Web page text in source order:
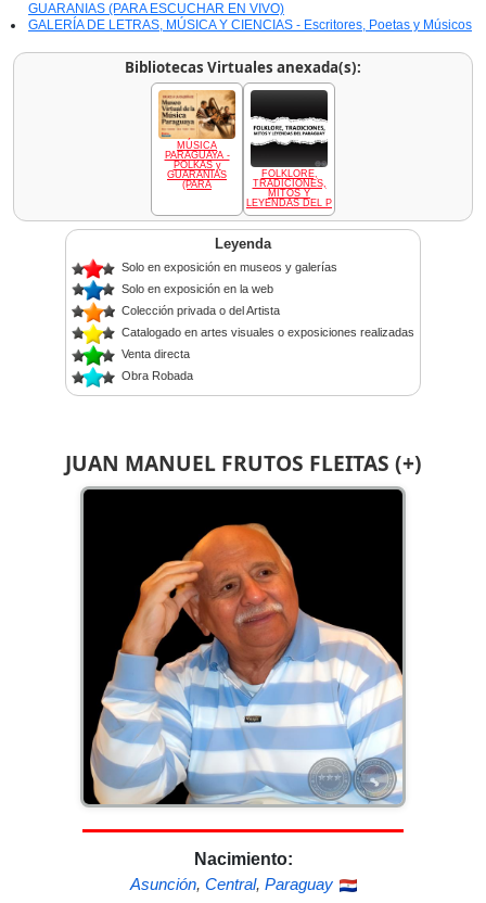
JUAN MANUEL FRUTOS FLEITAS (+)
Nacimiento:
Asunción, Central, Paraguay
GUARANIAS (PARA ESCUCHAR EN VIVO)
GALERÍA DE LETRAS, MÚSICA Y CIENCIAS - Escritores, Poetas y Músicos
Bibliotecas Virtuales anexada(s):
MÚSICA
PARAGUAYA -
POLKAS y
GUARANIAS
(PARA
FOLKLORE,
TRADICIONES,
MITOS Y
LEYENDAS DEL P
Leyenda
Solo en exposición en museos y galerías
Solo en exposición en la web
Colección privada o del Artista
Catalogado en artes visuales o exposiciones realizadas
Venta directa
Obra Robada